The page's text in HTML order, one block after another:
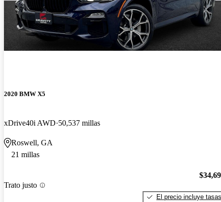
2020 BMW X5
xDrive40i AWD 50,537 millas
Roswell, GA
21 millas
Trato justo
El precio incluye tasas